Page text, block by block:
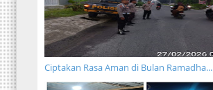
Ciptakan Rasa Aman di Bulan Ramadha...